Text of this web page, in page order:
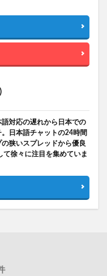
対応の遅れから日本での
日本語チャットの24時間
狭いスプレッドから優良
て徐々に注目を集めていま